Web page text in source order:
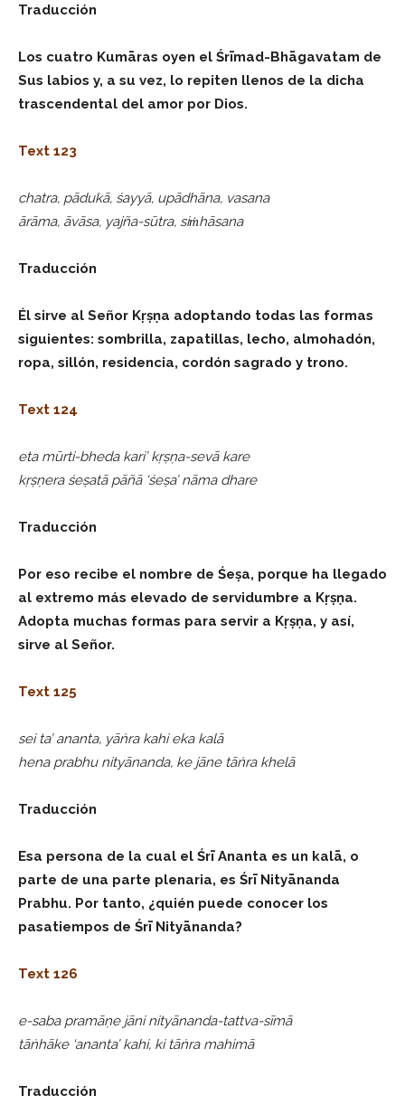
Traducción
Los cuatro Kumāras oyen el Śrīmad-Bhāgavatam de
Sus labios y, a su vez, lo repiten llenos de la dicha
trascendental del amor por Dios.
Text 123
chatra, pādukā, śayyā, upādhāna, vasana
ārāma, āvāsa, yajña-sūtra, siṁhāsana
Traducción
Él sirve al Señor Kṛṣṇa adoptando todas las formas
siguientes: sombrilla, zapatillas, lecho, almohadón,
ropa, sillón, residencia, cordón sagrado y trono.
Text 124
eta mūrti-bheda kari’ kṛṣṇa-sevā kare
kṛṣṇera śeṣatā pāñā ‘śeṣa’ nāma dhare
Traducción
Por eso recibe el nombre de Śeṣa, porque ha llegado
al extremo más elevado de servidumbre a Kṛṣṇa.
Adopta muchas formas para servir a Kṛṣṇa, y así,
sirve al Señor.
Text 125
sei ta’ ananta, yāṅra kahi eka kalā
hena prabhu nityānanda, ke jāne tāṅra khelā
Traducción
Esa persona de la cual el Śrī Ananta es un kalā, o
parte de una parte plenaria, es Śrī Nityānanda
Prabhu. Por tanto, ¿quién puede conocer los
pasatiempos de Śrī Nityānanda?
Text 126
e-saba pramāṇe jāni nityānanda-tattva-sīmā
tāṅhāke ‘ananta’ kahi, ki tāṅra mahimā
Traducción